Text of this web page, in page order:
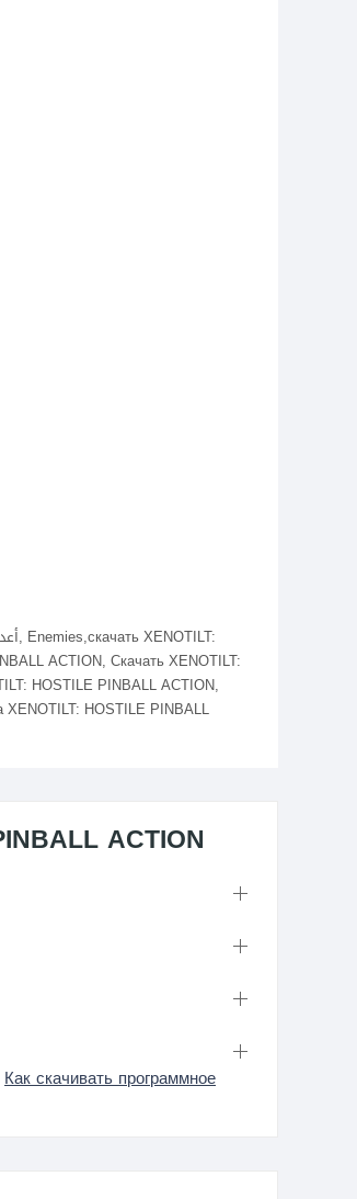
ACTION, Скачать XENOTILT:
HOSTILE PINBALL ACTION,
XENOTILT: HOSTILE PINBALL
ACTION
Как скачивать программное